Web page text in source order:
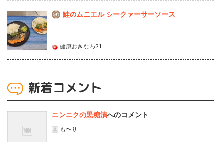
3 鮭のムニエル シークァーサーソース
健康おきなわ21
新着コメント
ニンニクの黒糖漬へのコメント
も〜り